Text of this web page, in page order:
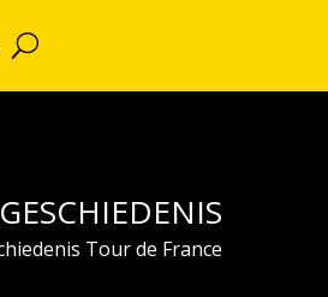
Tour de France